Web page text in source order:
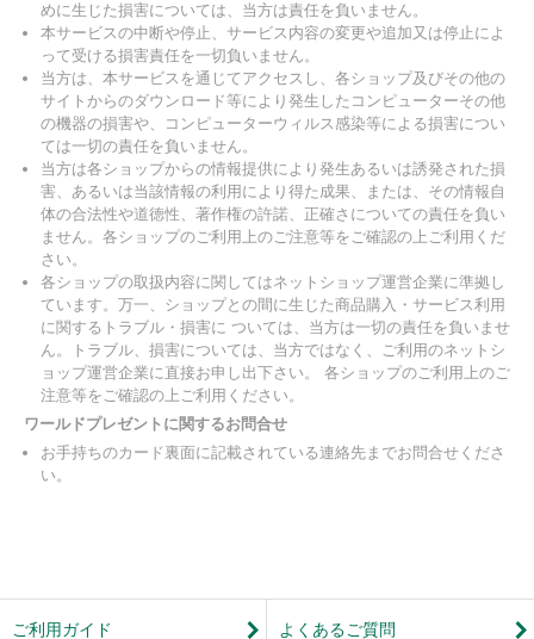
めに生じた損害については、当方は責任を負いません。
本サービスの中断や停止、サービス内容の変更や追加又は停止によ
って受ける損害責任を一切負いません。
当方は、本サービスを通じてアクセスし、各ショップ及びその他の
サイトからのダウンロード等により発生したコンピューターその他
の機器の損害や、コンピューターウィルス感染等による損害につい
ては一切の責任を負いません。
当方は各ショップからの情報提供により発生あるいは誘発された損
害、あるいは当該情報の利用により得た成果、または、その情報自
体の合法性や道徳性、著作権の許諾、正確さについての責任を負い
ません。各ショップのご利用上のご注意等をご確認の上ご利用くだ
さい。
各ショップの取扱内容に関してはネットショップ運営企業に準拠し
ています。万一、ショップとの間に生じた商品購入・サービス利用
に関するトラブル・損害に ついては、当方は一切の責任を負いませ
ん。トラブル、損害については、当方ではなく、ご利用のネットシ
ョップ運営企業に直接お申し出下さい。 各ショップのご利用上のご
注意等をご確認の上ご利用ください。
ワールドプレゼントに関するお問合せ
お手持ちのカード裏面に記載されている連絡先までお問合せくださ
い。
ご利用ガイド よくあるご質問